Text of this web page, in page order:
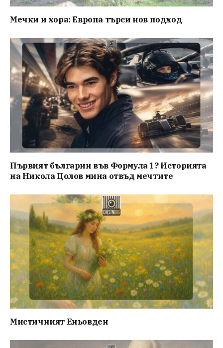
Мечки и хора: Европа търси нов подход
Първият българин във Формула 1? Историята
на Никола Цолов мина отвъд мечтите
Мистичният Eньовден